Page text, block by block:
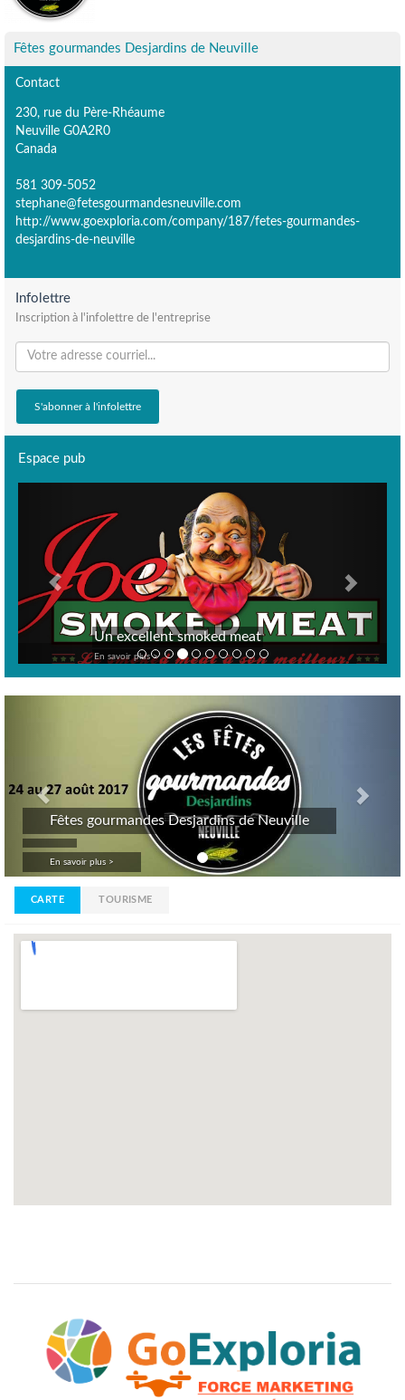
Fêtes gourmandes Desjardins de Neuville
Contact
230, rue du Père-Rhéaume
Neuville G0A2R0
Canada
581 309-5052
stephane@fetesgourmandesneuville.com
http://www.goexploria.com/company/187/fetes-gourmandes-
desjardins-de-neuville
Infolettre
Inscription à l'infolettre de l'entreprise
Espace pub
Un excellent smoked meat
En savoir plus >
Fêtes gourmandes Desjardins de Neuville
En savoir plus >
CARTE TOURISME